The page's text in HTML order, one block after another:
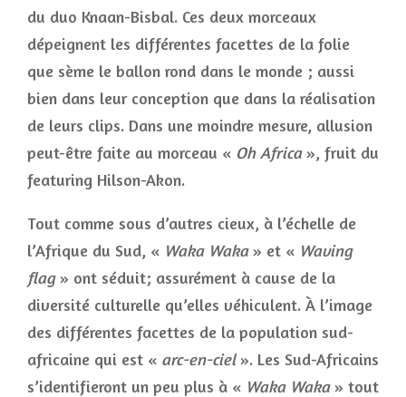
du duo Knaan-Bisbal. Ces deux morceaux
dépeignent les différentes facettes de la folie
que sème le ballon rond dans le monde ; aussi
bien dans leur conception que dans la réalisation
de leurs clips. Dans une moindre mesure, allusion
peut-être faite au morceau « Oh Africa», fruit du
featuring Hilson-Akon.
Tout comme sous d’autres cieux, à l’échelle de
l’Afrique du Sud, « Waka Waka» et « Waving
flag» ont séduit; assurément à cause de la
diversité culturelle qu’elles véhiculent. À l’image
des différentes facettes de la population sud-
africaine qui est « arc-en-ciel». Les Sud-Africains
s’identifieront un peu plus à « Waka Waka» tout